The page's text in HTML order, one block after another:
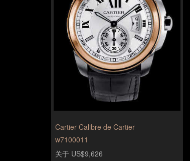
Cartier Calibre de Cartier
w7100011
关于 US$9,626